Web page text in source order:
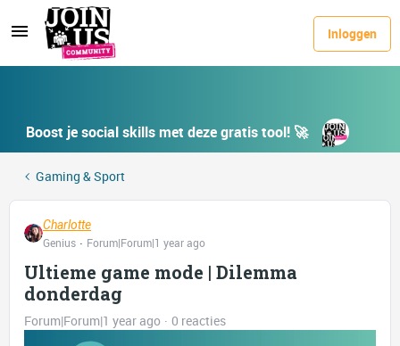
Inloggen
Boost je social skills met deze gratis tool! 🚀
Gaming & Sport
Charlotte
Genius
Forum|Forum|1 year ago
Ultieme game mode | Dilemma
donderdag
Forum|Forum|1 year ago 0 reacties